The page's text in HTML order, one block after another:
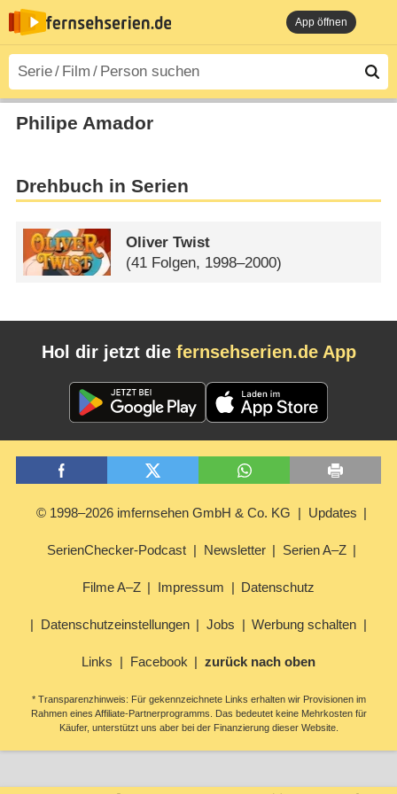
App öffnen
Philipe Amador
Drehbuch in Serien
Oliver Twist
(41 Folgen, 1998–2000)
Hol dir jetzt die fernsehserien.de App
© 1998–2026 imfernsehen GmbH & Co. KG Updates
SerienChecker-Podcast Newsletter Serien A–Z
Filme A–Z Impressum Datenschutz
Datenschutzeinstellungen Jobs Werbung schalten
Links Facebook zurück nach oben
* Transparenzhinweis: Für gekennzeichnete Links erhalten wir Provisionen im
Rahmen eines Affiliate-Partnerprogramms. Das bedeutet keine Mehrkosten für
Käufer, unterstützt uns aber bei der Finanzierung dieser Website.